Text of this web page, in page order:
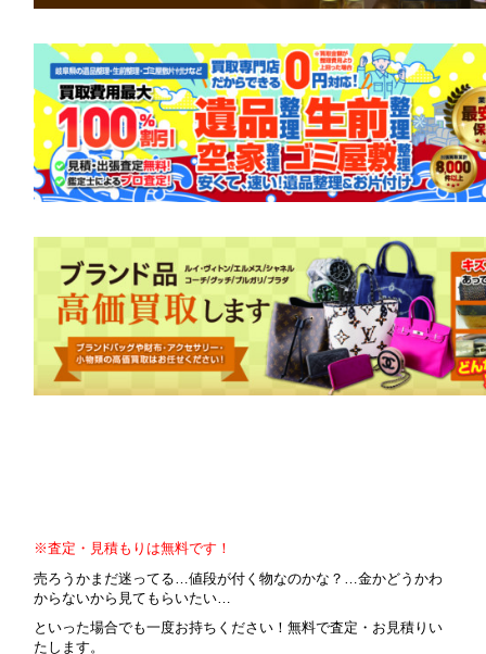
※査定・見積もりは無料です！
売ろうかまだ迷ってる…値段が付く物なのかな？…金かどうかわ
からないから見てもらいたい…
といった場合でも一度お持ちください！無料で査定・お見積りい
たします。